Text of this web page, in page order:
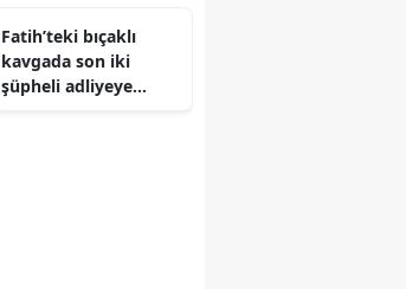
Fatih’teki bıçaklı
kavgada son iki
şüpheli adliyeye